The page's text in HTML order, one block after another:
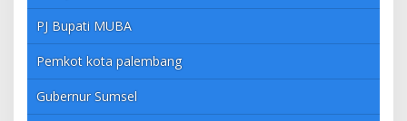
PJ Bupati MUBA
Pemkot kota palembang
Gubernur Sumsel